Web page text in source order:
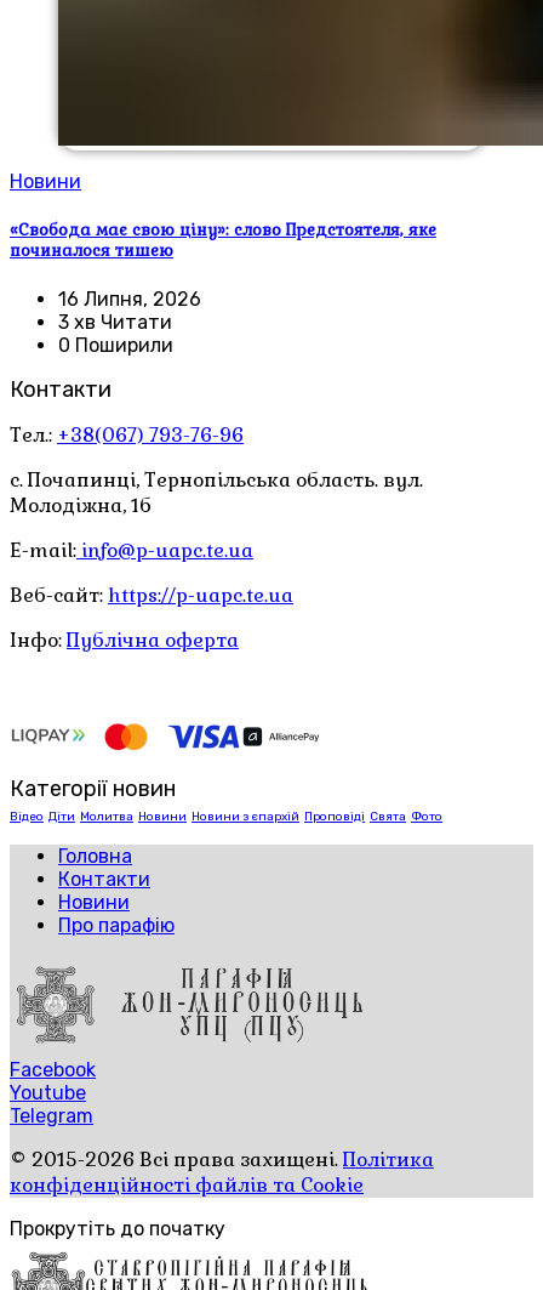
Новини
«Свобода має свою ціну»: слово Предстоятеля, яке
починалося тишею
16 Липня, 2026
3 хв Читати
0 Поширили
Контакти
Тел.: +38(067) 793-76-96
с. Почапинці, Тернопільська область. вул.
Молодіжна, 1б
E-mail: info@p-uapc.te.ua
Веб-сайт: https://p-uapc.te.ua
Інфо:Публічна оферта
Категорії новин
Відео Діти Молитва Новини Новини з єпархій Проповіді Свята Фото
Головна
Контакти
Новини
Про парафію
Facebook
Youtube
Telegram
© 2015-2026 Всі права захищені.Політика
конфіденційності файлів та Cookie
Прокрутіть до початку